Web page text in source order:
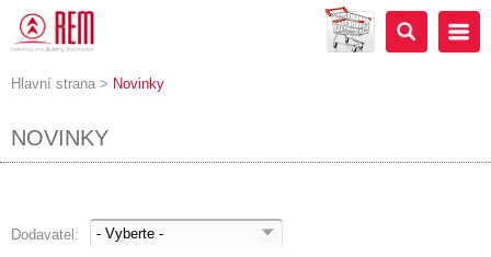
Hlavní strana > Novinky
NOVINKY
Dodavatel: